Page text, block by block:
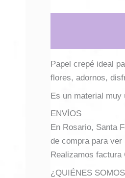
Papel crepé ideal
flores, adornos,
Es un material
ENVÍOS
En Rosario, Santa
de compra para
Realizamos factura
¿QUIÉNES